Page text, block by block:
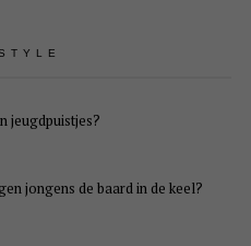
jeugdpuistjes?
jongens de baard in de keel?